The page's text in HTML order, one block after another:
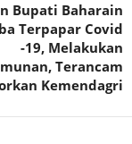
Bupati Baharain
Terpapar Covid
-19, Melakukan
Terancam
Kemendagri